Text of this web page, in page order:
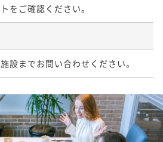
をご確認ください。
設までお問い合わせください。